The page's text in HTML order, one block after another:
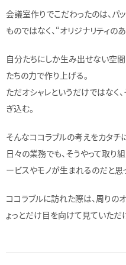
会議室作りでこだわったのは、パ
ものではなく、“オリジナリティの
自分たちにしか生み出せない空
たちの力で作り上げる。
ただオシャレというだけではなく
ぎ込む。
そんなココラブルの考えをカタチ
日々の業務でも、そうやって取り
ービスやモノが生まれるのだと思
ココラブルに訪れた際は、周りの
ょっとだけ目を向けて見ていただ